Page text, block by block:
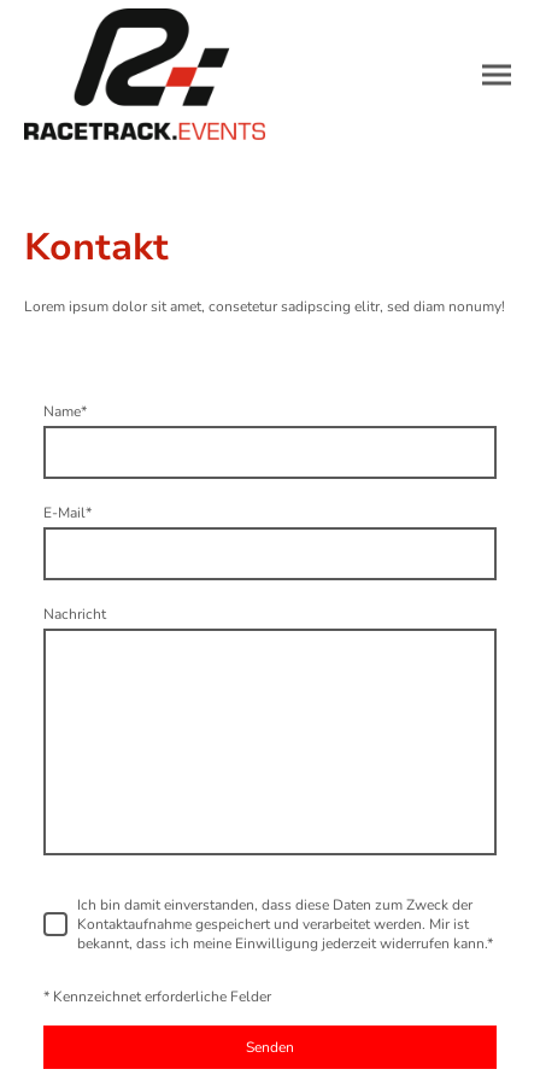
Kontakt
Lorem ipsum dolor sit amet, consetetur sadipscing elitr, sed diam nonumy!
Name*
E-Mail*
Nachricht
Ich bin damit einverstanden, dass diese Daten zum Zweck der
Kontaktaufnahme gespeichert und verarbeitet werden. Mir ist
bekannt, dass ich meine Einwilligung jederzeit widerrufen kann.*
* Kennzeichnet erforderliche Felder
Senden